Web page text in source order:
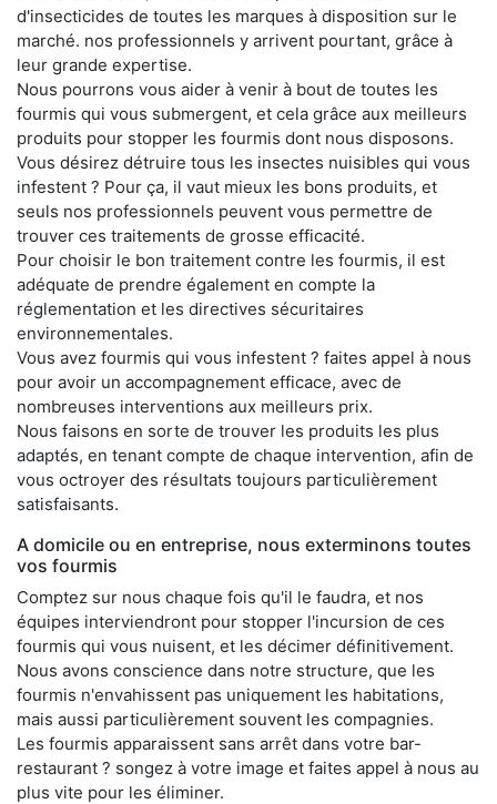
d'insecticides de toutes les marques à disposition sur le
marché. nos professionnels y arrivent pourtant, grâce à
leur grande expertise.
Nous pourrons vous aider à venir à bout de toutes les
fourmis qui vous submergent, et cela grâce aux meilleurs
produits pour stopper les fourmis dont nous disposons.
Vous désirez détruire tous les insectes nuisibles qui vous
infestent ? Pour ça, il vaut mieux les bons produits, et
seuls nos professionnels peuvent vous permettre de
trouver ces traitements de grosse efficacité.
Pour choisir le bon traitement contre les fourmis, il est
adéquate de prendre également en compte la
réglementation et les directives sécuritaires
environnementales.
Vous avez fourmis qui vous infestent ? faites appel à nous
pour avoir un accompagnement efficace, avec de
nombreuses interventions aux meilleurs prix.
Nous faisons en sorte de trouver les produits les plus
adaptés, en tenant compte de chaque intervention, afin de
vous octroyer des résultats toujours particulièrement
satisfaisants.
A domicile ou en entreprise, nous exterminons toutes
vos fourmis
Comptez sur nous chaque fois qu'il le faudra, et nos
équipes interviendront pour stopper l'incursion de ces
fourmis qui vous nuisent, et les décimer définitivement.
Nous avons conscience dans notre structure, que les
fourmis n'envahissent pas uniquement les habitations,
mais aussi particulièrement souvent les compagnies.
Les fourmis apparaissent sans arrêt dans votre bar-
restaurant ? songez à votre image et faites appel à nous au
plus vite pour les éliminer.